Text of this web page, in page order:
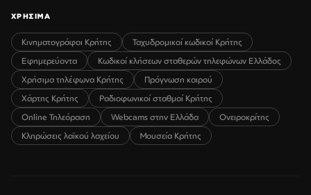
ΧΡΗΣΙΜΑ
Κινηματογράφοι Κρήτης
Ταχυδρομικοί κωδικοί Κρήτης
Εφημερεύοντα
Κωδικοί κλήσεων σταθερών τηλεφώνων Ελλάδος
Χρήσιμα τηλέφωνα Κρήτης
Πρόγνωση καιρού
Χάρτης Κρήτης
Ραδιοφωνικοί σταθμοί Κρήτης
Online Τηλεόραση
Webcams στην Ελλάδα
Ονειροκρίτης
Κληρώσεις λαϊκού λαχείου
Μουσεία Κρήτης